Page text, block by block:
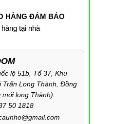
HÀNG ĐẢM BẢO
tại nhà
lộ 51b, Tổ 37, Khu
Trấn Long Thành, Đồng
long Thành).
50 1818